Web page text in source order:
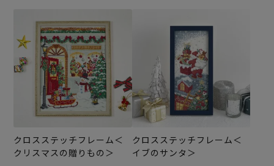
クロスステッチフレーム＜
クリスマスの贈りもの＞
クロスステッチフレーム＜
イブのサンタ＞